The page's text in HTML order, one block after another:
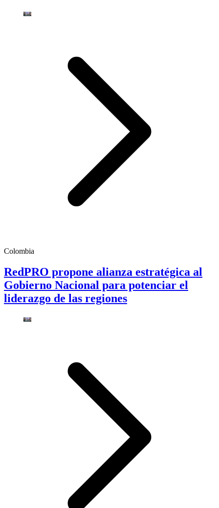
Colombia
RedPRO propone alianza estratégica al
Gobierno Nacional para potenciar el
liderazgo de las regiones